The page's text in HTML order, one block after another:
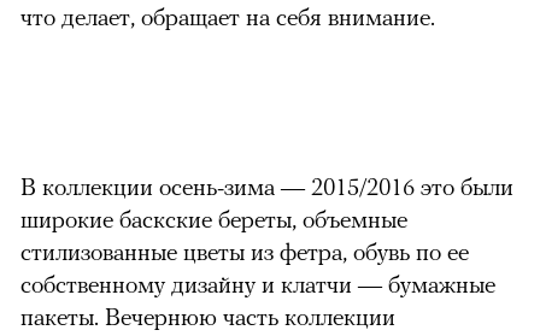
что делает, обращает на себя внимание.
В коллекции осень-зима — 2015/2016 это были
широкие баскские береты, объемные
стилизованные цветы из фетра, обувь по ее
собственному дизайну и клатчи — бумажные
пакеты. Вечернюю часть коллекции